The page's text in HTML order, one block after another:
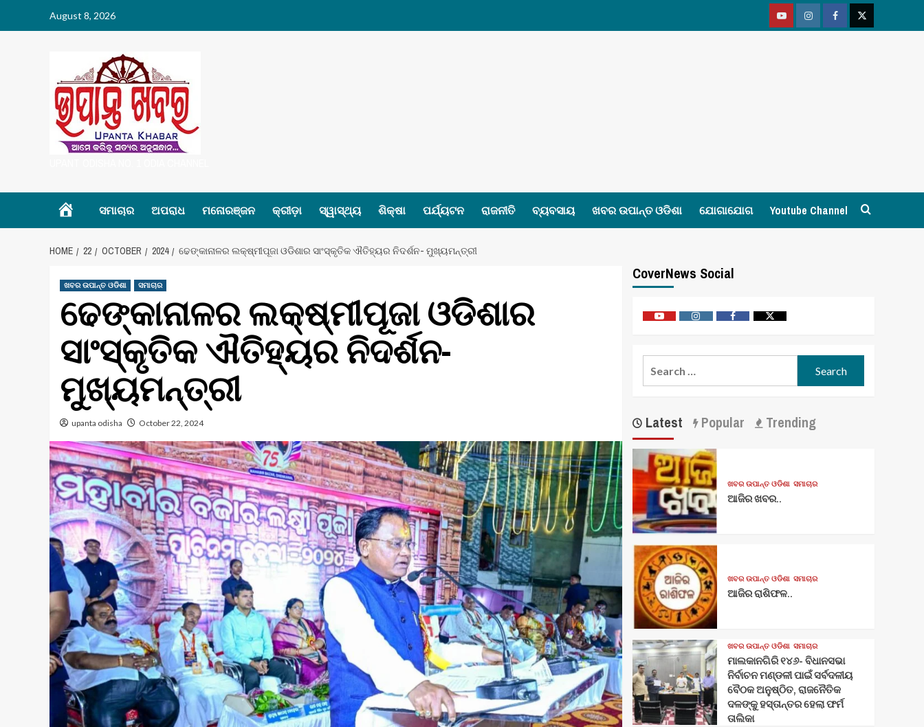
August 8, 2026
YoutubeVimeoFacebookTwitter
Homeସମାଚାର ଅପରାଧ ମନୋରଞ୍ଜନ କ୍ରୀଡ଼ା ସ୍ୱାସ୍ଥ୍ୟ ଶିକ୍ଷା ପର୍ଯ୍ୟଟନ ରାଜନୀତି ବ୍ୟବସାୟ ଖବର ଉପାନ୍ତ ଓଡିଶା ଯୋଗାଯୋଗ Youtube Channel
HOME 22 OCTOBER 2024 ଢେଙ୍କାନାଳର ଲକ୍ଷ୍ମୀପୂଜା ଓଡିଶାର ସାଂସ୍କୃତିକ ଐତିହ୍ୟର ନିଦର୍ଶନ- ମୁଖ୍ୟମନ୍ତ୍ରୀ
ଖବର ଉପାନ୍ତ ଓଡିଶା ସମାଚାର
ଢେଙ୍କାନାଳର ଲକ୍ଷ୍ମୀପୂଜା ଓଡିଶାର
ସାଂସ୍କୃତିକ ଐତିହ୍ୟର ନିଦର୍ଶନ-
ମୁଖ୍ୟମନ୍ତ୍ରୀ
upanta odisha October 22, 2024
CoverNews Social
YoutubeVimeo FacebookTwitter
Latest Popular Trending
ଖବର ଉପାନ୍ତ ଓଡିଶା ସମାଚାର
ଆଜିର ଖବର..
ଖବର ଉପାନ୍ତ ଓଡିଶା ସମାଚାର
ଆଜିର ରାଶିଫଳ..
ଖବର ଉପାନ୍ତ ଓଡିଶା ସମାଚାର
ମାଲକାନଗିରି ୧୪୬- ବିଧାନସଭା
ନିର୍ବାଚନ ମଣ୍ଡଳୀ ପାଇଁ ସର୍ବଦଳୀୟ
ବୈଠକ ଅନୁଷ୍ଠିତ, ରାଜନୈତିକ
ଦଳଙ୍କୁ ହସ୍ତାନ୍ତର ହେଲା ଫର୍ମ
ତାଲିକା